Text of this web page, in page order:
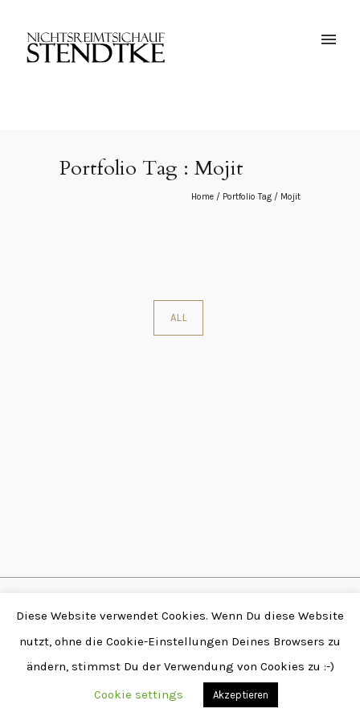
Portfolio Tag : Mojit
Home / Portfolio Tag / Mojit
ALL
Copyright © 2026 by
Diese Website verwendet Cookies. Wenn Du diese Website
nutzt, ohne die Cookie-Einstellungen Deines Browsers zu
ändern, stimmst Du der Verwendung von Cookies zu :-)
Cookie settings
Akzeptieren